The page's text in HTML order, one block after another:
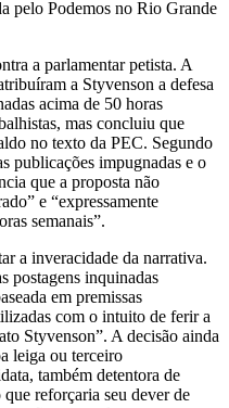
pelo Podemos no Rio Grande
a parlamentar petista. A
a Styvenson a defesa
acima de 50 horas
mas concluiu que
no texto da PEC. Segundo
publicações impugnadas e o
que a proposta não
e “expressamente
semanais”.
a inveracidade da narrativa.
postagens inquinadas
em premissas
com o intuito de ferir a
Styvenson”. A decisão ainda
leiga ou terceiro
também detentora de
reforçaria seu dever de